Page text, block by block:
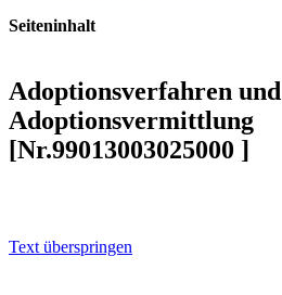
Seiteninhalt
Adoptionsverfahren und
Adoptionsvermittlung
[Nr.99013003025000 ]
Text überspringen